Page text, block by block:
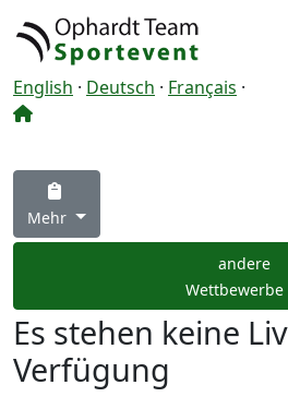
English · Deutsch · Français ·
Mehr
andere
Wettbewerbe
Es stehen keine
Verfügung